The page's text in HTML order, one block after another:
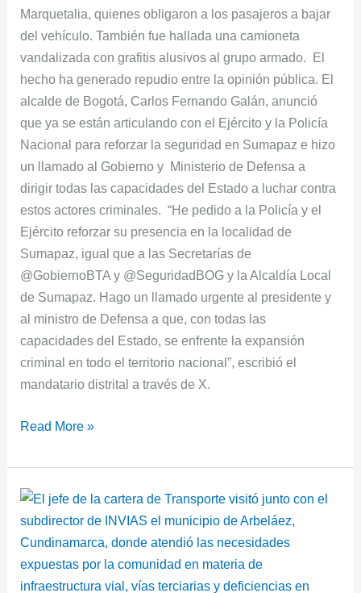
Marquetalia, quienes obligaron a los pasajeros a bajar
del vehículo. También fue hallada una camioneta
vandalizada con grafitis alusivos al grupo armado. El
hecho ha generado repudio entre la opinión pública. El
alcalde de Bogotá, Carlos Fernando Galán, anunció
que ya se están articulando con el Ejército y la Policía
Nacional para reforzar la seguridad en Sumapaz e hizo
un llamado al Gobierno y Ministerio de Defensa a
dirigir todas las capacidades del Estado a luchar contra
estos actores criminales. “He pedido a la Policía y el
Ejército reforzar su presencia en la localidad de
Sumapaz, igual que a las Secretarías de
@GobiernoBTA y @SeguridadBOG y la Alcaldía Local
de Sumapaz. Hago un llamado urgente al presidente y
al ministro de Defensa a que, con todas las
capacidades del Estado, se enfrente la expansión
criminal en todo el territorio nacional”, escribió el
mandatario distrital a través de X.
Read More »
Ministro
de
Transporte
apoya
propuestas